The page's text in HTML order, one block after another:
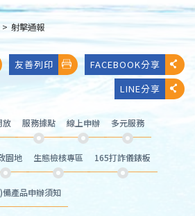
> 射擊通報
友善列印
FACEBOOK分享
LINE分享
放 服務據點 線上申辦 多元服務
園地 生態檢核專區 165打詐儀錶板
產品申辦須知